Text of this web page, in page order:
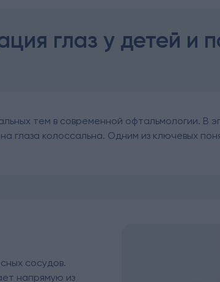
глаз у детей и
тем в современной офтальмологии. В
глаза колоссальна. Одним из ключевых
сосудов.
напрямую из